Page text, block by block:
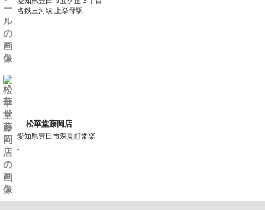
名鉄三河線 上挙母駅
-
松華堂藤岡店
愛知県豊田市深見町常楽
-